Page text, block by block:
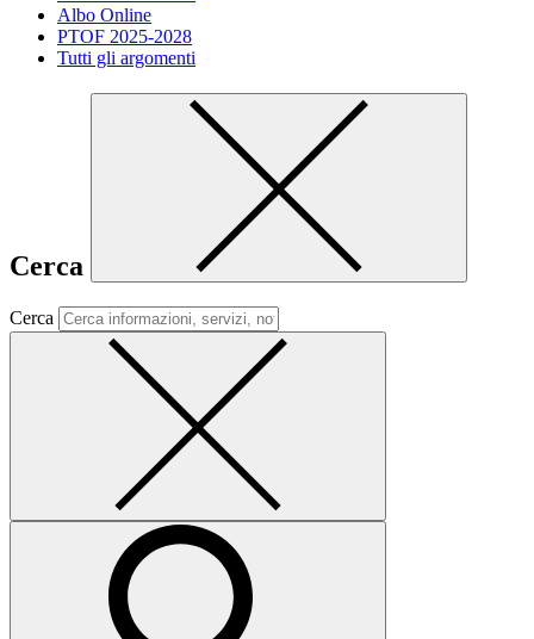
Albo Online
PTOF 2025-2028
Tutti gli argomenti
Cerca
Cerca